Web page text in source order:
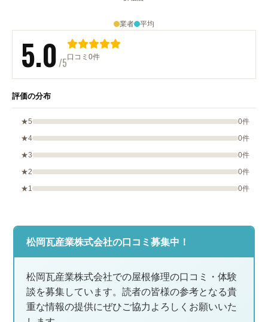
業者 平均
5.0/5口コミ0件
評価の分布
★5
0件
★4
0件
★3
0件
★2
0件
★1
0件
松岡瓦産業株式会社の口コミ募集中！
松岡瓦産業株式会社での屋根修理の口コミ・体験
談を募集しています。読者の皆様の参考となる貴
重な情報の提供にぜひご協力よろしくお願いいた